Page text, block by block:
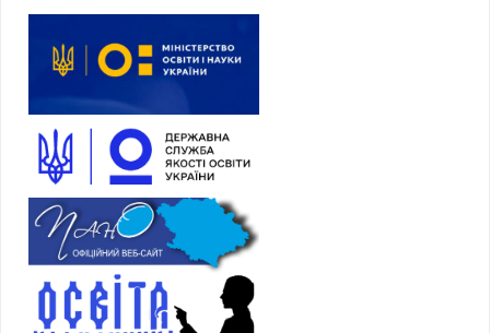
сфері
надання
інклюзивних
послуг"